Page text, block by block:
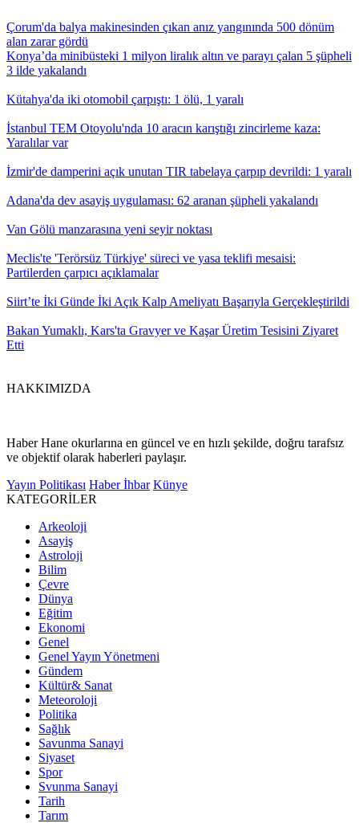
Çorum'da balya makinesinden çıkan anız yangınında 500 dönüm
alan zarar gördü
Konya’da minibüsteki 1 milyon liralık altın ve parayı çalan 5 şüpheli
3 ilde yakalandı
Kütahya'da iki otomobil çarpıştı: 1 ölü, 1 yaralı
İstanbul TEM Otoyolu'nda 10 aracın karıştığı zincirleme kaza:
Yaralılar var
İzmir'de damperini açık unutan TIR tabelaya çarpıp devrildi: 1 yaralı
Adana'da dev asayiş uygulaması: 62 aranan şüpheli yakalandı
Van Gölü manzarasına yeni seyir noktası
Meclis'te 'Terörsüz Türkiye' süreci ve yasa teklifi mesaisi:
Partilerden çarpıcı açıklamalar
Siirt’te İki Günde İki Açık Kalp Ameliyatı Başarıyla Gerçekleştirildi
Bakan Yumaklı, Kars'ta Gravyer ve Kaşar Üretim Tesisini Ziyaret
Etti
HAKKIMIZDA
Haber Hane okurlarına en güncel ve en hızlı şekilde, doğru tarafsız
ve objektif olarak haberleri paylaşır.
Yayın Politikası Haber İhbar Künye
KATEGORİLER
Arkeoloji
Asayiş
Astroloji
Bilim
Çevre
Dünya
Eğitim
Ekonomi
Genel
Genel Yayın Yönetmeni
Gündem
Kültür& Sanat
Meteoroloji
Politika
Sağlık
Savunma Sanayi
Siyaset
Spor
Svunma Sanayi
Tarih
Tarım